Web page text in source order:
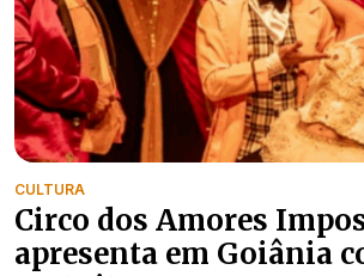
CULTURA
Circo dos Amores
apresenta em Goiânia